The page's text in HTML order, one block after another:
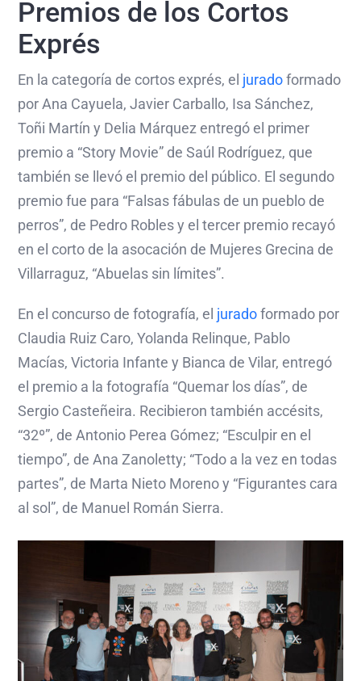
Premios de los Cortos
Exprés
En la categoría de cortos exprés, el juradoformado
por Ana Cayuela, Javier Carballo, Isa Sánchez,
Toñi Martín y Delia Márquez entregó el primer
premio a “Story Movie” de Saúl Rodríguez, que
también se llevó el premio del público. El segundo
premio fue para “Falsas fábulas de un pueblo de
perros”, de Pedro Robles y el tercer premio recayó
en el corto de la asocación de Mujeres Grecina de
Villarraguz, “Abuelas sin límites”.
En el concurso de fotografía, el juradoformado por
Claudia Ruiz Caro, Yolanda Relinque, Pablo
Macías, Victoria Infante y Bianca de Vilar, entregó
el premio a la fotografía “Quemar los días”, de
Sergio Casteñeira. Recibieron también accésits,
“32º”, de Antonio Perea Gómez; “Esculpir en el
tiempo”, de Ana Zanoletty; “Todo a la vez en todas
partes”, de Marta Nieto Moreno y “Figurantes cara
al sol”, de Manuel Román Sierra.